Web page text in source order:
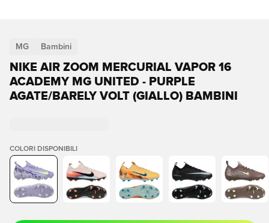
MG Bambini
NIKE AIR ZOOM MERCURIAL VAPOR 16
ACADEMY MG UNITED - PURPLE
AGATE/BARELY VOLT (GIALLO) BAMBINI
COLORI DISPONIBILI